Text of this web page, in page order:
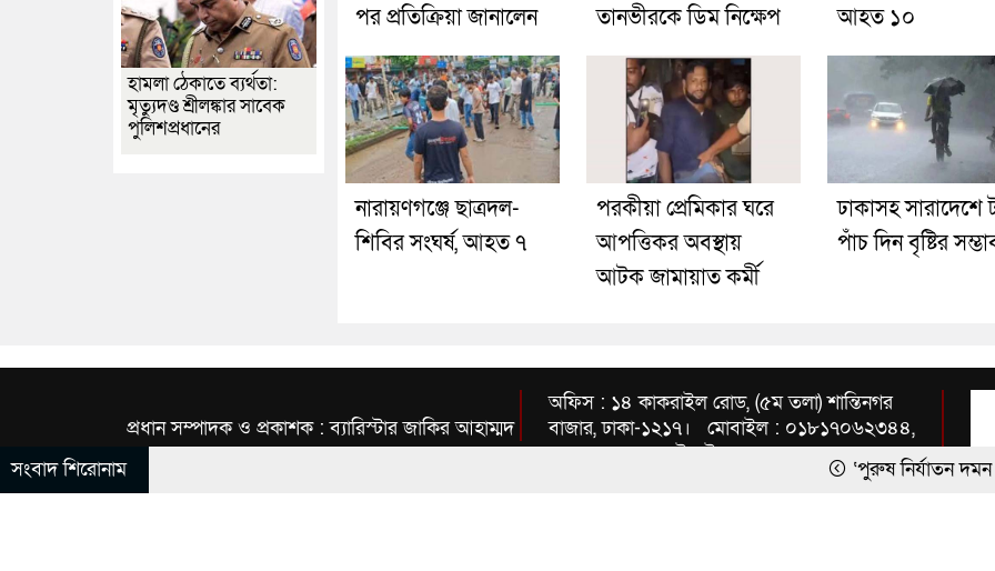
পর প্রতিক্রিয়া জানালেন
তানভীরকে ডিম নিক্ষেপ
আহত ১০
নারায়ণগঞ্জে ছাত্রদল-
শিবির সংঘর্ষ, আহত ৭
পরকীয়া প্রেমিকার ঘরে
আপত্তিকর অবস্থায়
আটক জামায়াত কর্মী
ঢাকাসহ সারাদেশে
পাঁচ দিন বৃষ্টির
হামলা ঠেকাতে ব্যর্থতা:
মৃত্যুদণ্ড শ্রীলঙ্কার সাবেক
পুলিশপ্রধানের
প্রধান সম্পাদক ও প্রকাশক : ব্যারিস্টার জাকির আহাম্মদ
অফিস : ১৪ কাকরাইল রোড, (৫ম তলা) শান্তিনগর
বাজার, ঢাকা-১২১৭। মোবাইল : ০১৮১৭০৬২৩৪৪,
০১৭১২৩৫৭১৫৪ ইমেইল :
সংবাদ শিরোনাম ‘পুরুষ নির্যাতন দমন ও প্রতিরোধ